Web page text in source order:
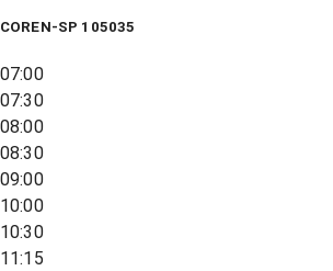
COREN-SP 105035
07:00
07:30
08:00
08:30
09:00
10:00
10:30
11:15